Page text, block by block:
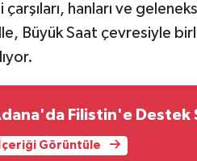
hanları ve
Büyük Saat çevresiyle
Adana'da Filistin'e
İçeriği Görüntüle